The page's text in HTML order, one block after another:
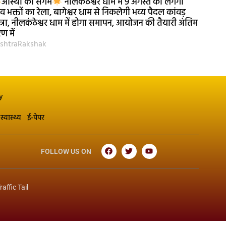
भक्तों का रेला, बागेश्वर धाम से निकलेगी भव्य पैदल कांवड़
नीलकंठेश्वर धाम में होगा समापन, आयोजन की तैयारी अंतिम
में
स्वास्थ्य ई-पेपर
FOLLOW US ON
Tail